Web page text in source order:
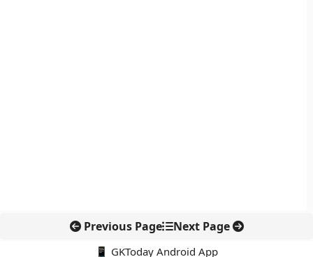
Previous Page Next Page
📱 GKToday Android App